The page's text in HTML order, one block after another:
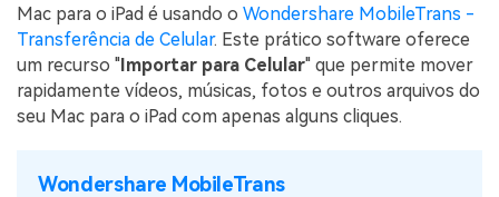
Mac para o iPad é usando o Wondershare MobileTrans -
Transferência de Celular. Este prático software oferece
um recurso "Importar para Celular" que permite mover
rapidamente vídeos, músicas, fotos e outros arquivos do
seu Mac para o iPad com apenas alguns cliques.
Wondershare MobileTrans